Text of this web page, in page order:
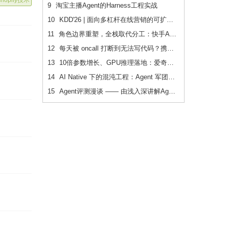
9 淘宝主播Agent的Harness工程实战
10
KDD'26 | 面向多杠杆在线营销的可扩展、可追踪联合 增量建模
11
角色边界重塑，全栈取代分工：快手AI生产力体系成形
12
每天被 oncall 打断到无法写代码？携程机票前端用这套方法把重复问题解决了2/3
13
10倍参数增长、GPU推理落地：爱奇艺广告CVR模型的升级之路
14
AI Native 下的混沌工程：Agent 军团如何重新定义系统韧性验证
15
Agent评测漫谈 —— 由浅入深讲解Agent评测